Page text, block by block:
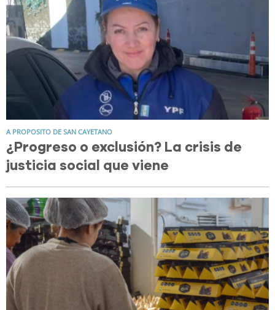
A PROPOSITO DE SAN CAYETANO
¿Progreso o exclusión? La crisis de
justicia social que viene